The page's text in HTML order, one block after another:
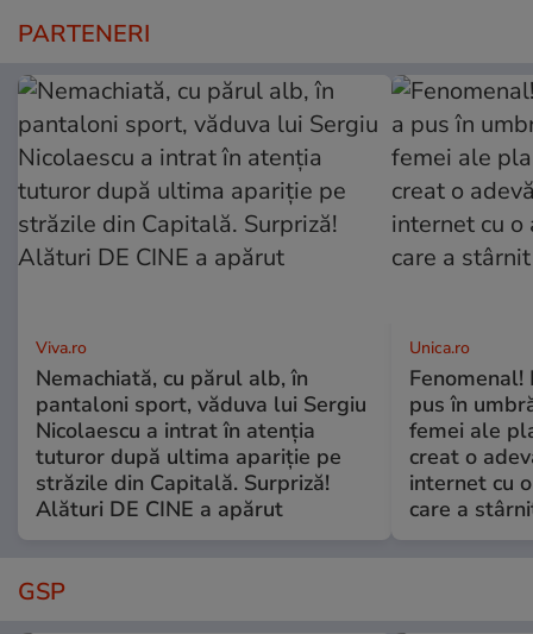
PARTENERI
Viva.ro
Nemachiată, cu părul alb, în
pantaloni sport, văduva lui Sergiu
Nicolaescu a intrat în atenția
tuturor după ultima apariție pe
străzile din Capitală. Surpriză!
Alături DE CINE a apărut
Unica.ro
pus în
femei ale
creat o
internet cu
care a
GSP